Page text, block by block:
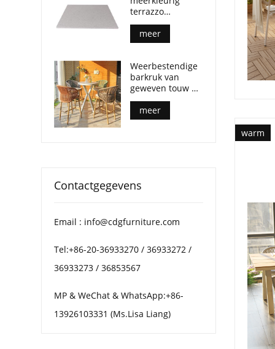
warm
terrazzo
tafelblad voor
salontafels op
terras
meer
Weerbestendige
barkruk van
geweven touw op
counterhoogte
voor
commerciële
meer
Contactgegevens
Email : info@cdgfurniture.com
Tel:+86-20-36933270 / 36933272 /
36933273 / 36853567
MP & WeChat & WhatsApp:+86-
13926103331 (Ms.Lisa Liang)